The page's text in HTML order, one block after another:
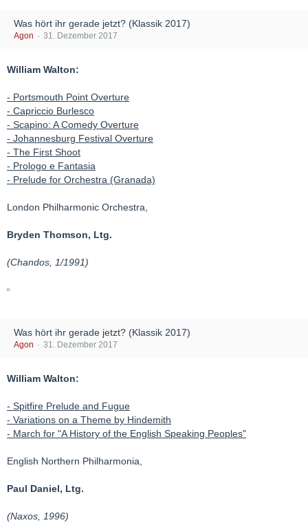
Was hört ihr gerade jetzt? (Klassik 2017)
Agon 31. Dezember 2017
William Walton:
- Portsmouth Point Overture
- Capriccio Burlesco
- Scapino: A Comedy Overture
- Johannesburg Festival Overture
- The First Shoot
- Prologo e Fantasia
- Prelude for Orchestra (Granada)
London Philharmonic Orchestra,
Bryden Thomson, Ltg.
(Chandos, 1/1991)
Was hört ihr gerade jetzt? (Klassik 2017)
Agon 31. Dezember 2017
William Walton:
- Spitfire Prelude and Fugue
- Variations on a Theme by Hindemith
- March for "A History of the English Speaking Peoples"
English Northern Philharmonia,
Paul Daniel, Ltg.
(Naxos, 1996)